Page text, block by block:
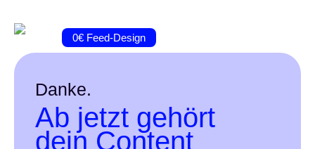
0€ Feed-Design
Danke.
Ab jetzt gehört
dein Content